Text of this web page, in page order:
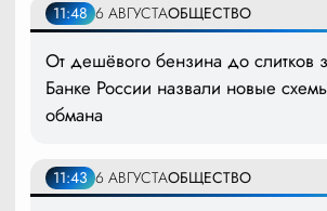
11:48 6 АВГУСТАОБЩЕСТВО
От дешёвого бензина до слитков
Банке России назвали новые
обмана
11:43 6 АВГУСТАОБЩЕСТВО